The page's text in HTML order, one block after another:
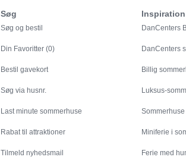
Søg
Søg og bestil
Din Favoritter (0)
Bestil gavekort
Søg via husnr.
Last minute sommerhuse
Rabat til attraktioner
Tilmeld nyhedsmail
Inspiration
DanCenters
DanCenters
Billig
Luksus-
Sommerhuse
Miniferie i
Ferie med